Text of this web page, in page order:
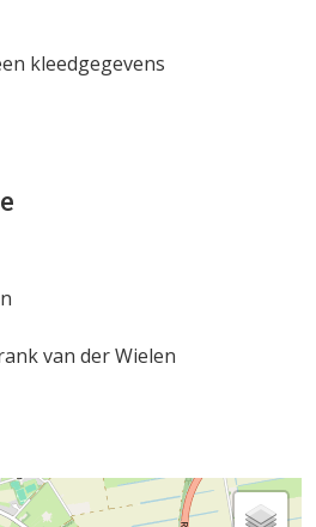
kleedgegevens
van der Wielen